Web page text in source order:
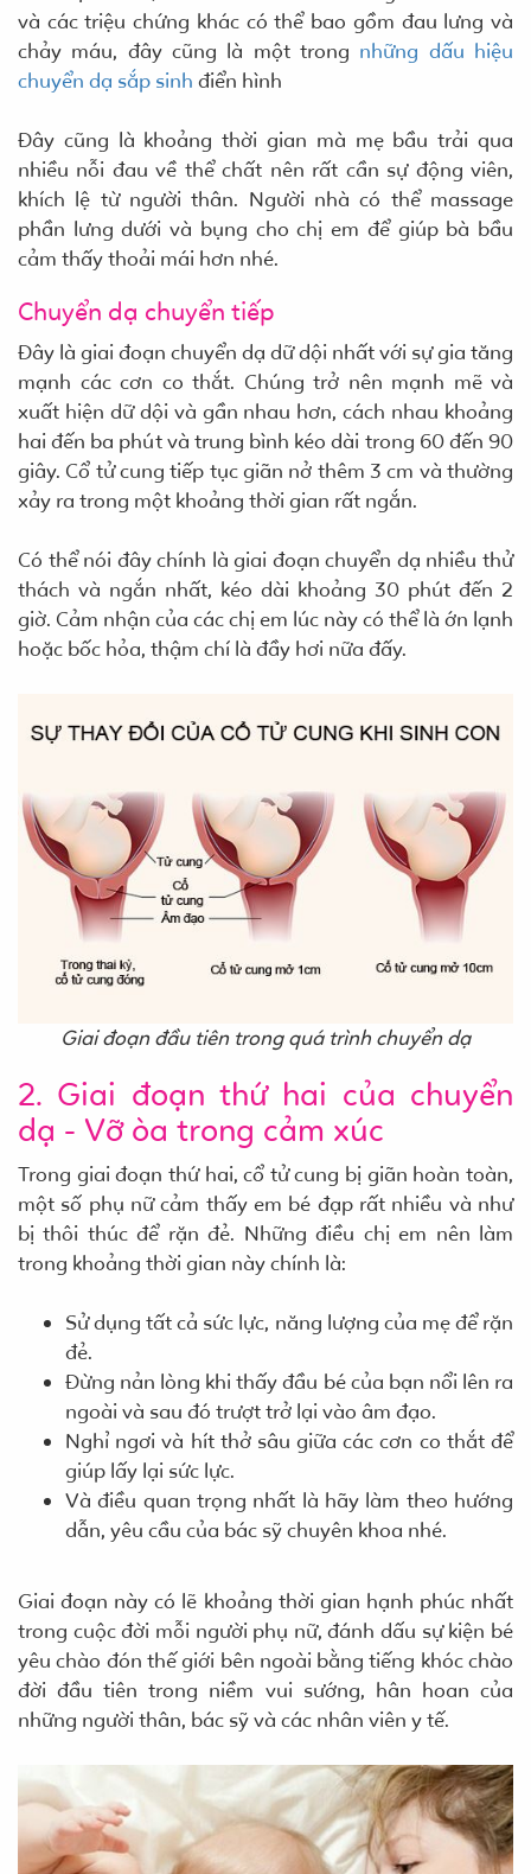
và các triệu chứng khác có thể bao gồm đau lưng và
chảy máu, đây cũng là một trong những dấu hiệu
chuyển dạ sắp sinh điển hình
Đây cũng là khoảng thời gian mà mẹ bầu trải qua
nhiều nỗi đau về thể chất nên rất cần sự động viên,
khích lệ từ người thân. Người nhà có thể massage
phần lưng dưới và bụng cho chị em để giúp bà bầu
cảm thấy thoải mái hơn nhé.
Chuyển dạ chuyển tiếp
Đây là giai đoạn chuyển dạ dữ dội nhất với sự gia tăng
mạnh các cơn co thắt. Chúng trở nên mạnh mẽ và
xuất hiện dữ dội và gần nhau hơn, cách nhau khoảng
hai đến ba phút và trung bình kéo dài trong 60 đến 90
giây. Cổ tử cung tiếp tục giãn nở thêm 3 cm và thường
xảy ra trong một khoảng thời gian rất ngắn.
Có thể nói đây chính là giai đoạn chuyển dạ nhiều thử
thách và ngắn nhất, kéo dài khoảng 30 phút đến 2
giờ. Cảm nhận của các chị em lúc này có thể là ớn lạnh
hoặc bốc hỏa, thậm chí là đầy hơi nữa đấy.
Giai đoạn đầu tiên trong quá trình chuyển dạ
2. Giai đoạn thứ hai của chuyển
dạ - Vỡ òa trong cảm xúc
Trong giai đoạn thứ hai, cổ tử cung bị giãn hoàn toàn,
một số phụ nữ cảm thấy em bé đạp rất nhiều và như
bị thôi thúc để rặn đẻ. Những điều chị em nên làm
trong khoảng thời gian này chính là:
Sử dụng tất cả sức lực, năng lượng của mẹ để rặn
đẻ.
Đừng nản lòng khi thấy đầu bé của bạn nổi lên ra
ngoài và sau đó trượt trở lại vào âm đạo.
Nghỉ ngơi và hít thở sâu giữa các cơn co thắt để
giúp lấy lại sức lực.
Và điều quan trọng nhất là hãy làm theo hướng
dẫn, yêu cầu của bác sỹ chuyên khoa nhé.
Giai đoạn này có lẽ khoảng thời gian hạnh phúc nhất
trong cuộc đời mỗi người phụ nữ, đánh dấu sự kiện bé
yêu chào đón thế giới bên ngoài bằng tiếng khóc chào
đời đầu tiên trong niềm vui sướng, hân hoan của
những người thân, bác sỹ và các nhân viên y tế.